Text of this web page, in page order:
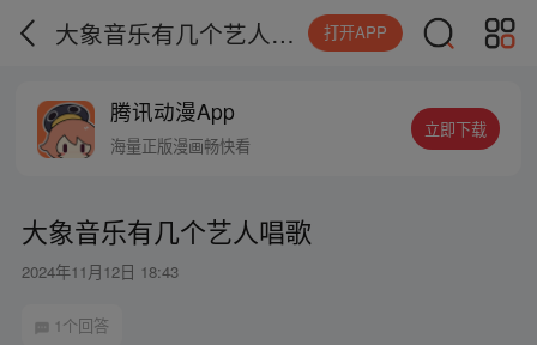
大象音乐有几个艺人唱歌 打开APP
腾讯动漫App
海量正版漫画畅快看
立即下载
大象音乐有几个艺人唱歌
2024年11月12日 18:43
1个回答